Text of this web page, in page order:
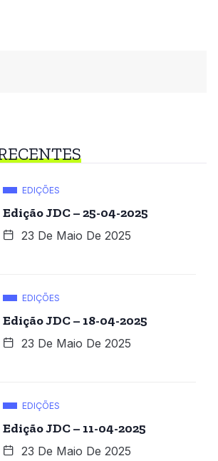
EDIÇÕES
Edição JDC – 25-04-2025
23 De Maio De 2025
EDIÇÕES
Edição JDC – 18-04-2025
23 De Maio De 2025
EDIÇÕES
Edição JDC – 11-04-2025
23 De Maio De 2025